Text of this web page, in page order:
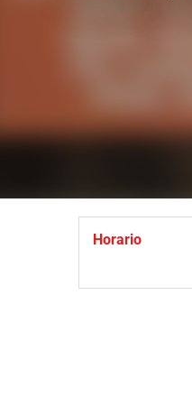
Horario